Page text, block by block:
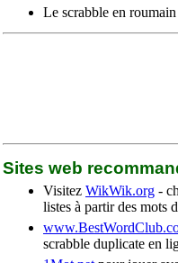
Le scrabble en
Sites web
Visitez WikWik.org -
listes à partir des mots
scrabble duplicate en